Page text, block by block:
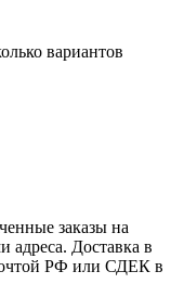
вариантов
заказы на
адреса. Доставка в
РФ или СДЕК в